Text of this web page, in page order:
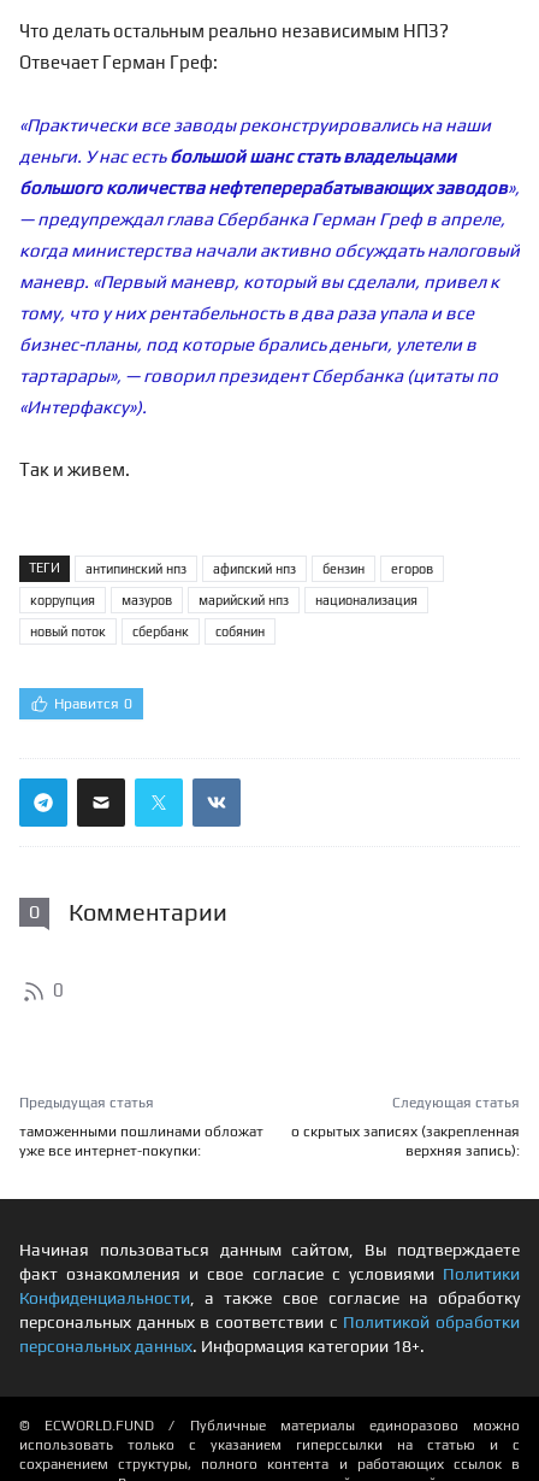
Что делать остальным реально независимым НПЗ?
Отвечает Герман Греф:
«Практически все заводы реконструировались на наши
деньги. У нас естьбольшой шанс стать владельцами
большого количества нефтеперерабатывающих заводов»,
— предупреждал глава Сбербанка Герман Греф в апреле,
когда министерства начали активно обсуждать налоговый
маневр. «Первый маневр, который вы сделали, привел к
тому, что у них рентабельность в два раза упала и все
бизнес-планы, под которые брались деньги, улетели в
тартарары», — говорил президент Сбербанка (цитаты по
«Интерфаксу»).
Так и живем.
ТЕГИ антипинский нпз афипский нпз бензин егоров
коррупция мазуров марийский нпз национализация
новый поток сбербанк собянин
Нравится 0
0 Комментарии
0
Предыдущая статья
таможенными пошлинами обложат
уже все интернет-покупки:
Следующая статья
о скрытых записях (закрепленная
верхняя запись):
Начиная пользоваться данным сайтом, Вы подтверждаете
факт ознакомления и свое согласие с условиями Политики
Конфиденциальности , а также свое согласие на обработку
персональных данных в соответствии с Политикой обработки
персональных данных. Информация категории 18+.
© ECWORLD.FUND / Публичные материалы единоразово можно
использовать только с указанием гиперссылки на статью и с
сохранением структуры, полного контента и работающих ссылок в